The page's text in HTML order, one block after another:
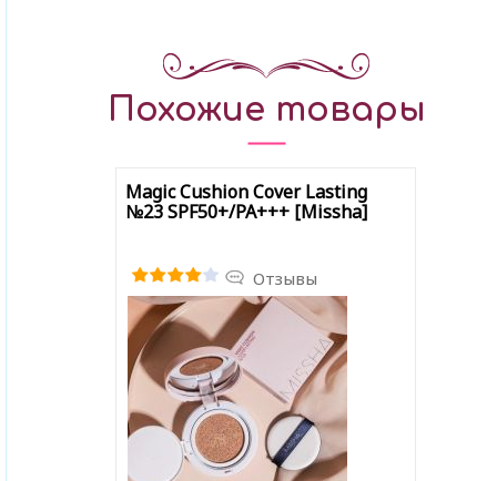
Похожие товары
Magic Cushion Cover Lasting
№23 SPF50+/PA+++ [Missha]
Отзывы